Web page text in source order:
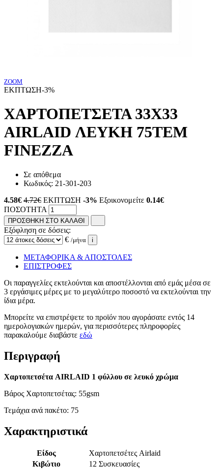
ZOOM
ΕΚΠΤΩΣΗ-3%
ΧΑΡΤΟΠΕΤΣΕΤΑ 33Χ33
AIRLAID ΛΕΥΚΗ 75ΤΕΜ
FINEZZA
Σε απόθεμα
Κωδικός: 21-301-203
4.58€ 4.72€ ΕΚΠΤΩΣΗ -3% Εξοικονομείτε 0.14€
ΠΟΣΟΤΗΤΑ
ΠΡΟΣΘΗΚΗ ΣΤΟ ΚΑΛΑΘΙ
Εξόφληση σε δόσεις:
€ /μήνα i
ΜΕΤΑΦΟΡΙΚΑ & ΑΠΟΣΤΟΛΕΣ
ΕΠΙΣΤΡΟΦΕΣ
Οι παραγγελίες εκτελούνται και αποστέλλονται από εμάς μέσα σε
3 εργάσιμες μέρες με το μεγαλύτερο ποσοστό να εκτελούνται την
ίδια μέρα.
Μπορείτε να επιστρέψετε το προϊόν που αγοράσατε εντός 14
ημερολογιακών ημερών, για περισσότερες πληροφορίες
παρακαλούμε διαβάστε εδώ
Περιγραφή
Χαρτοπετσέτα AIRLAID 1 φύλλου σε λευκό χρώμα
Βάρος Χαρτοπετσέτας: 55gsm
Τεμάχια ανά πακέτο: 75
Χαρακτηριστικά
Είδος
Χαρτοπετσέτες Airlaid
Κιβώτιο
12 Συσκευασίες